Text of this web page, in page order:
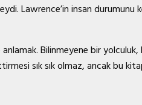
Lawrence’in insan
anlamak. Bilinmeyene bir
sık sık olmaz, ancak bu